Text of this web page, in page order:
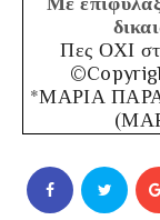
Πες ΟΧΙ
*ΜΑΡΙΑ